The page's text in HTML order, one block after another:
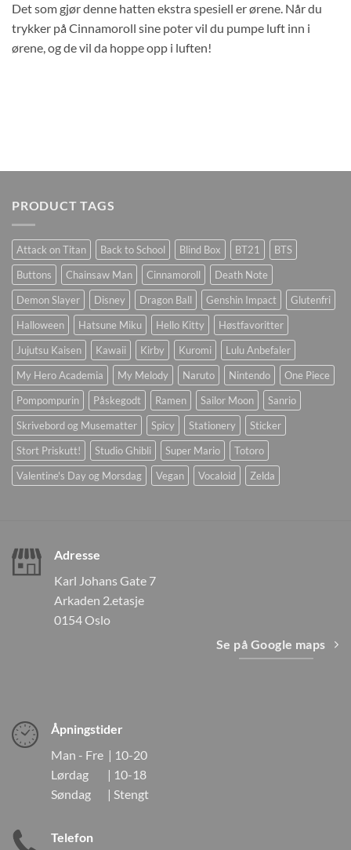
Det som gjør denne hatten ekstra spesiell er ørene. Når du
trykker på Cinnamoroll sine poter vil du pumpe luft inn i
ørene, og de vil da hoppe opp i luften!
PRODUCT TAGS
Attack on Titan Back to School Blind Box BT21
BTS
Buttons
Chainsaw Man Cinnamoroll
Death Note
Demon Slayer
Disney Dragon Ball Genshin Impact
Glutenfri
Halloween
Hatsune Miku Hello Kitty
Høstfavoritter
Jujutsu Kaisen
Kawaii Kirby Kuromi
Lulu Anbefaler
My Hero Academia
My Melody Naruto Nintendo
One Piece
Pompompurin
Påskegodt Ramen Sailor Moon
Sanrio
Skrivebord og Musematter
Spicy Stationery
Sticker
Stort Priskutt!
Studio Ghibli Super Mario
Totoro
Valentine's Day og Morsdag
Vegan Vocaloid Zelda
Adresse
Karl Johans Gate 7
Arkaden 2.etasje
0154 Oslo
Se på Google maps
Åpningstider
Man - Fre | 10-20
Lørdag | 10-18
Søndag | Stengt
Telefon